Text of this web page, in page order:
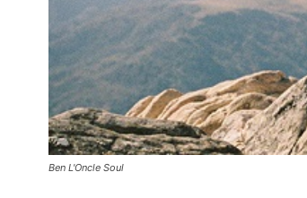
Ben L'Oncle Soul